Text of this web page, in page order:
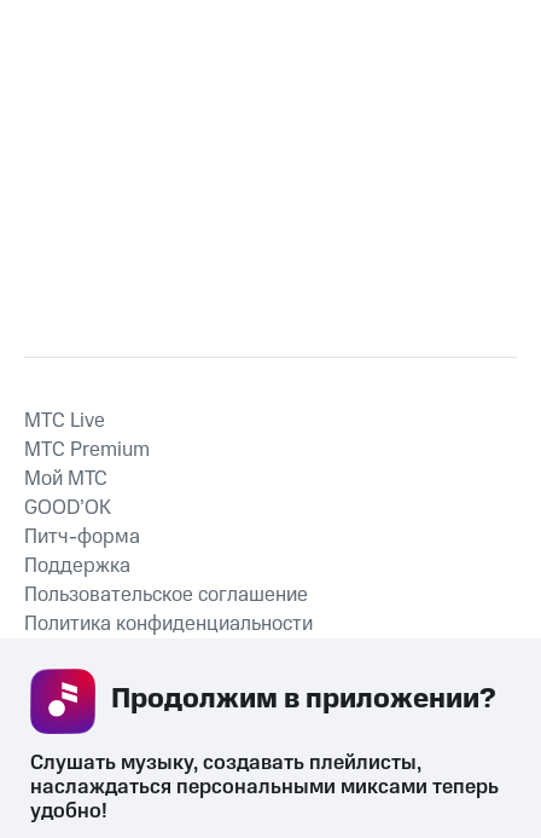
СКАЧАТЬ ПРИЛОЖЕНИЕ
MTС Live
MTС Premium
Мой МТС
GOOD’OK
Питч-форма
Поддержка
Пользовательское соглашение
Политика конфиденциальности
Слушать музыку, создавать плейлисты,
наслаждаться персональными миксами теперь
удобно!